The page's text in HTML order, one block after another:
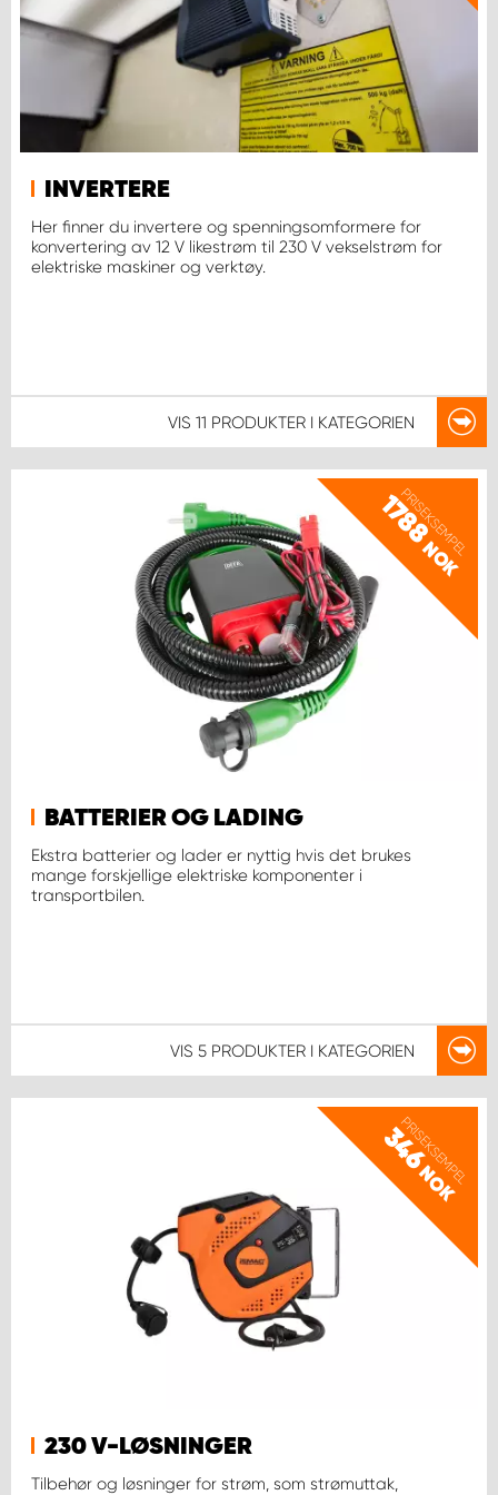
INVERTERE
Her finner du invertere og spenningsomformere for
konvertering av 12 V likestrøm til 230 V vekselstrøm for
elektriske maskiner og verktøy.
VIS 11 PRODUKTER I KATEGORIEN
PRISEKSEMPEL
1788
NOK
BATTERIER OG LADING
Ekstra batterier og lader er nyttig hvis det brukes
mange forskjellige elektriske komponenter i
transportbilen.
VIS 5 PRODUKTER I KATEGORIEN
PRISEKSEMPEL
346
NOK
230 V-LØSNINGER
Tilbehør og løsninger for strøm, som strømuttak,